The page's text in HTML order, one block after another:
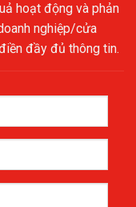
hoạt động và phản
nghiệp/cửa
đầy đủ thông tin.